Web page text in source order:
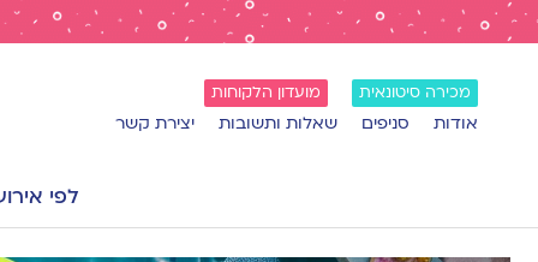
מכירה סיטונאית מועדון הלקוחות
אודות סניפים שאלות ותשובות יצירת קשר
לפי